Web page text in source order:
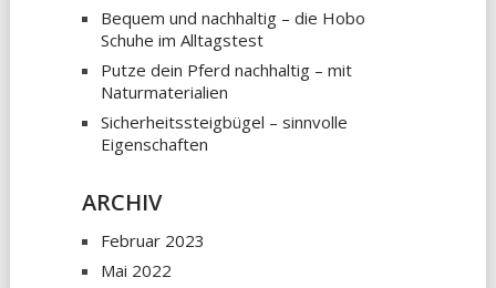
Bequem und nachhaltig – die Hobo
Schuhe im Alltagstest
Putze dein Pferd nachhaltig – mit
Naturmaterialien
Sicherheitssteigbügel – sinnvolle
Eigenschaften
ARCHIV
Februar 2023
Mai 2022